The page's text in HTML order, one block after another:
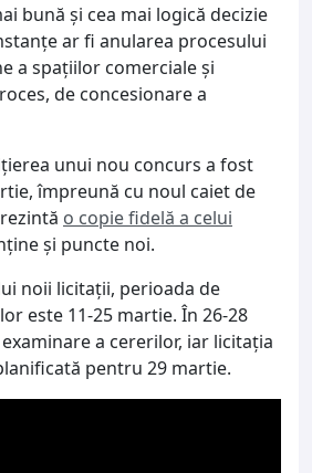
bună și cea mai logică decizie
ar fi anularea procesului
a spațiilor comerciale și
de concesionare a
unui nou concurs a fost
împreună cu noul caiet de
o copie fidelă a celui
și puncte noi.
noii licitații, perioada de
este 11-25 martie. În 26-28
a cererilor, iar licitația
pentru 29 martie.